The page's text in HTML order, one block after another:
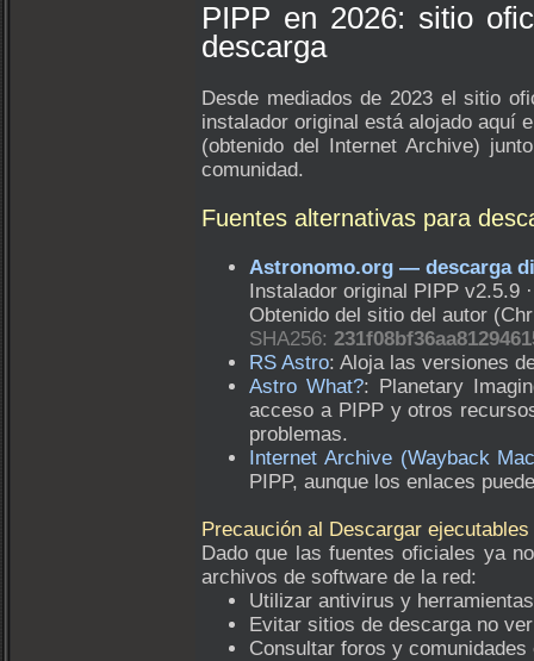
PIPP en 2026: sitio
descarga
Desde mediados de 2023 el sitio
instalador original está alojado aquí
(obtenido del Internet Archive)
comunidad.
Fuentes alternativas para
Astronomo.org — descarga
Instalador original PIPP v2.5.9
Obtenido del sitio del autor
SHA256:
RS Astro: Aloja las versiones
Astro What?: Planetary
acceso a PIPP y otros
problemas.
Internet Archive (Wayback
PIPP, aunque los enlaces
Precaución al Descargar
Dado que las fuentes oficiales ya
archivos de software de la red:
Utilizar antivirus y
Evitar sitios de descarga no
Consultar foros y